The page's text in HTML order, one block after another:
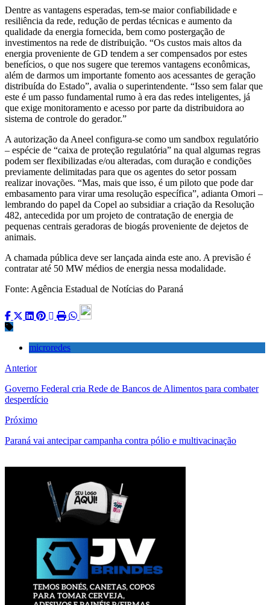
Dentre as vantagens esperadas, tem-se maior confiabilidade e
resiliência da rede, redução de perdas técnicas e aumento da
qualidade da energia fornecida, bem como postergação de
investimentos na rede de distribuição. “Os custos mais altos da
energia proveniente de GD tendem a ser compensados por estes
benefícios, o que nos sugere que teremos vantagens econômicas,
além de darmos um importante fomento aos acessantes de geração
distribuída do Estado”, avalia o superintendente. “Isso sem falar que
este é um passo fundamental rumo à era das redes inteligentes, já
que exige monitoramento e acesso por parte da distribuidora ao
sistema de controle do gerador.”
A autorização da Aneel configura-se como um sandbox regulatório
– espécie de “caixa de proteção regulatória” na qual algumas regras
podem ser flexibilizadas e/ou alteradas, com duração e condições
previamente delimitadas para que os agentes do setor possam
realizar inovações. “Mas, mais que isso, é um piloto que pode dar
embasamento para virar uma resolução específica”, adianta Omori –
lembrando do papel da Copel ao subsidiar a criação da Resolução
482, antecedida por um projeto de contratação de energia de
pequenas centrais geradoras de biogás proveniente de dejetos de
animais.
A chamada pública deve ser lançada ainda este ano. A previsão é
contratar até 50 MW médios de energia nessa modalidade.
Fonte: Agência Estadual de Notícias do Paraná
microredes
Anterior
Governo Federal cria Rede de Bancos de Alimentos para combater
desperdício
Próximo
Paraná vai antecipar campanha contra pólio e multivacinação